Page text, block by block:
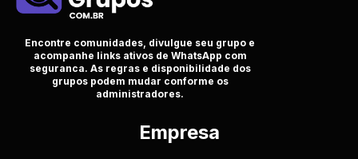
Encontre comunidades, divulgue seu grupo e
acompanhe links ativos de WhatsApp com
seguranca. As regras e disponibilidade dos
grupos podem mudar conforme os
administradores.
Empresa